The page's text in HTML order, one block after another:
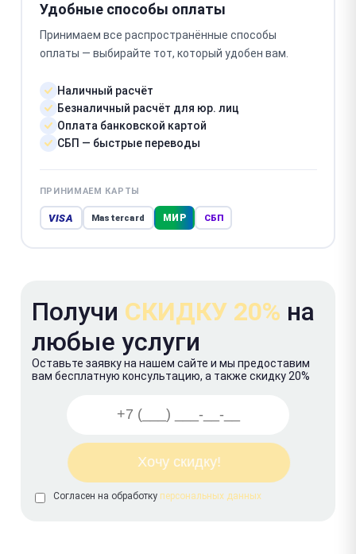
Удобные способы оплаты
Принимаем все распространённые способы
оплаты — выбирайте тот, который удобен вам.
Наличный расчёт
Безналичный расчёт для юр. лиц
Оплата банковской картой
СБП — быстрые переводы
ПРИНИМАЕМ КАРТЫ
VISA Mastercard МИР СБП
Получи СКИДКУ 20% на
любые услуги
Оставьте заявку на нашем сайте и мы предоставим
вам бесплатную консультацию, а также скидку 20%
Согласен на обработку персональных данных